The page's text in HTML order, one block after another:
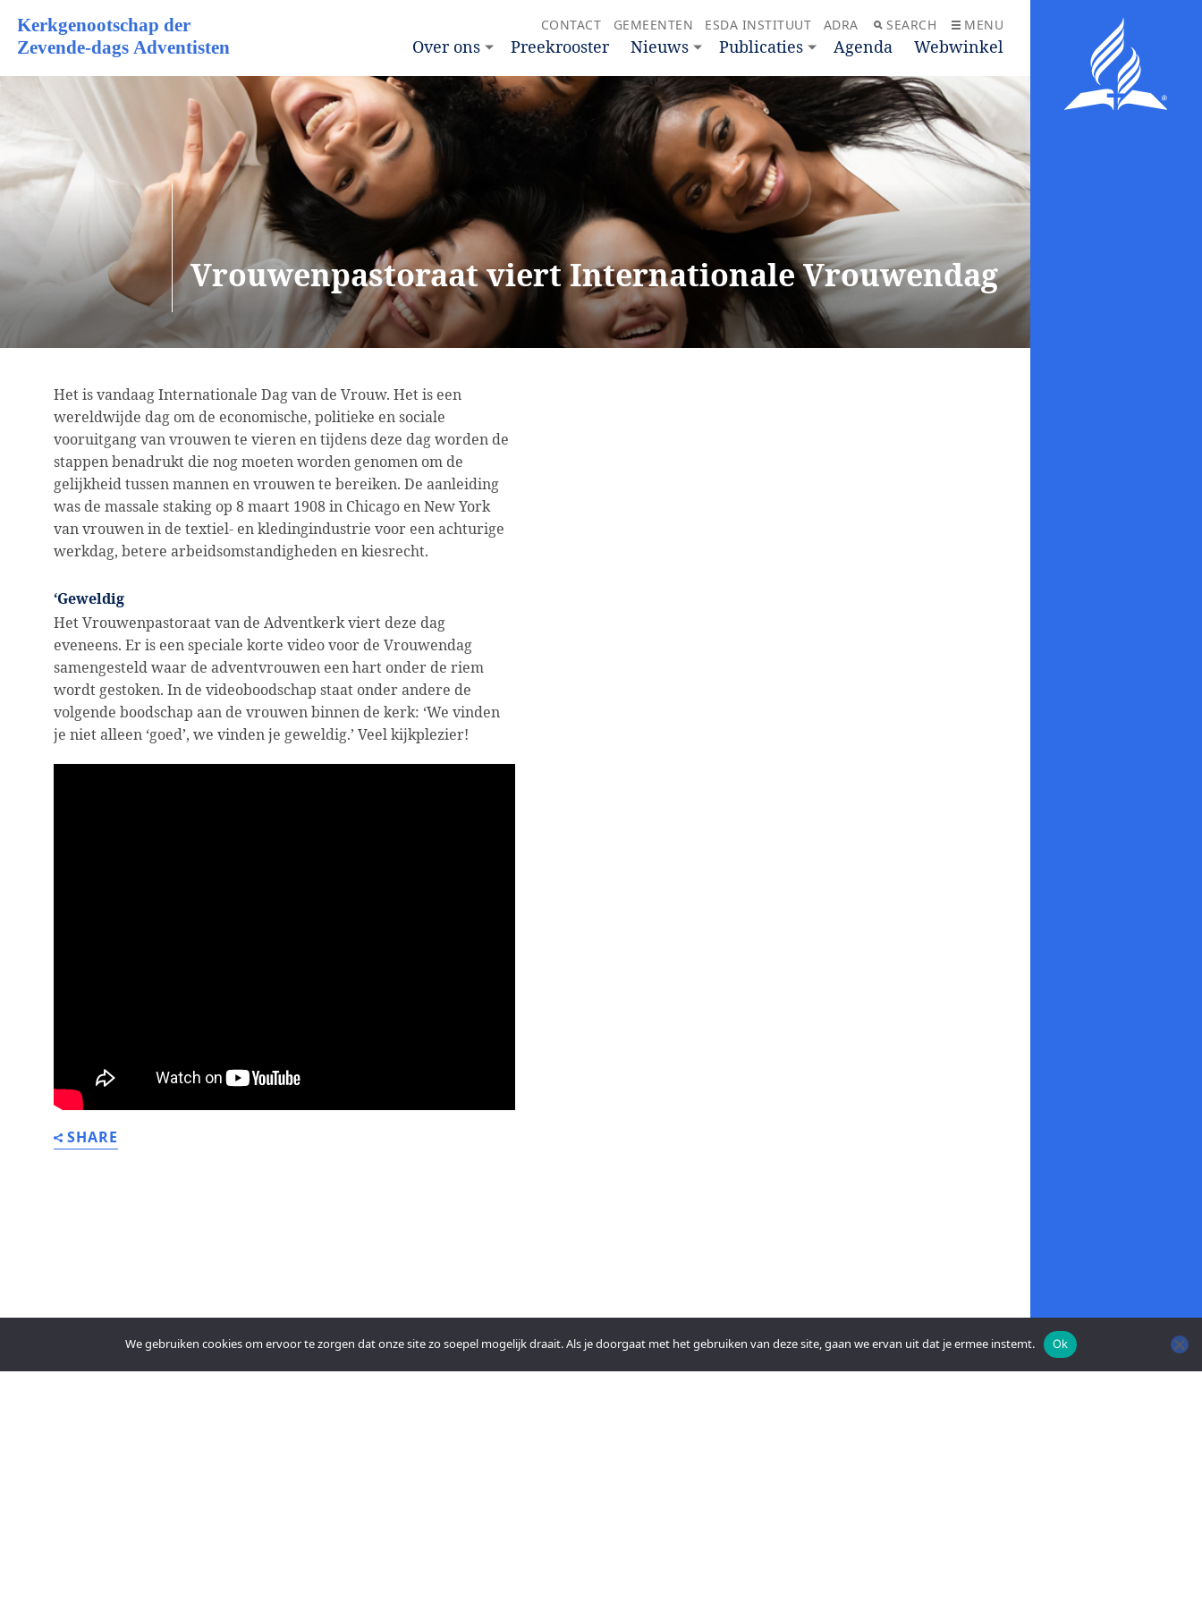
CONTACT GEMEENTEN ESDA INSTITUUT ADRA SEARCH MENU
Over ons Preekrooster Nieuws Publicaties Agenda Webwinkel
Vrouwenpastoraat viert Internationale Vrouwendag
Het is vandaag Internationale Dag van de Vrouw. Het is een
wereldwijde dag om de economische, politieke en sociale
vooruitgang van vrouwen te vieren en tijdens deze dag worden de
stappen benadrukt die nog moeten worden genomen om de
gelijkheid tussen mannen en vrouwen te bereiken. De aanleiding
was de massale staking op 8 maart 1908 in Chicago en New York
van vrouwen in de textiel- en kledingindustrie voor een achturige
werkdag, betere arbeidsomstandigheden en kiesrecht.
‘Geweldig
Het Vrouwenpastoraat van de Adventkerk viert deze dag
eveneens. Er is een speciale korte video voor de Vrouwendag
samengesteld waar de adventvrouwen een hart onder de riem
wordt gestoken. In de videoboodschap staat onder andere de
volgende boodschap aan de vrouwen binnen de kerk: ‘We vinden
je niet alleen ‘goed’, we vinden je geweldig.’ Veel kijkplezier!
SHARE
We gebruiken cookies om ervoor te zorgen dat onze site zo soepel mogelijk draait. Als je doorgaat met het gebruiken van deze site, gaan we ervan uit dat je ermee instemt. Ok